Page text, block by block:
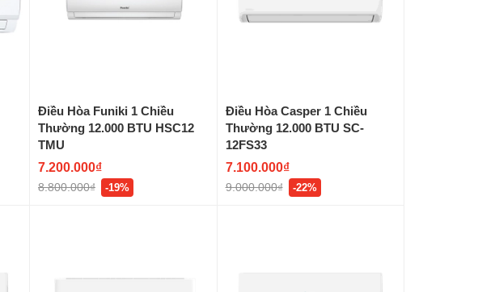
Điều Hòa Funiki 1 Chiều
Thường 12.000 BTU HSC12
TMU
7.200.000₫
8.800.000₫ -19%
Điều Hòa Casper 1 Chiều
Thường 12.000 BTU SC-
12FS33
7.100.000₫
9.000.000₫ -22%